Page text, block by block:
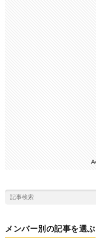
メンバー別の記事を選ぶ